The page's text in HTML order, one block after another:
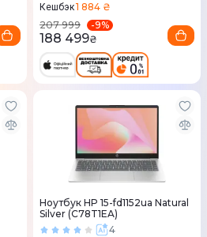
Кешбэк1 884 ₴
207 999
-9%
188 499₴
Ноутбук HP 15-fd1152ua Natural
Silver (C78T1EA)
4